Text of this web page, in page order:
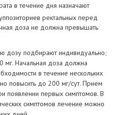
в течение дня назначают
ректальных перед
доза не должна превышать
дозу подбирают индивидуально;
мг. Начальная доза должна
в течение нескольких
повысить до 200 мг/сут. Прием
появлении первых симптомов. В
симптомов лечение можно